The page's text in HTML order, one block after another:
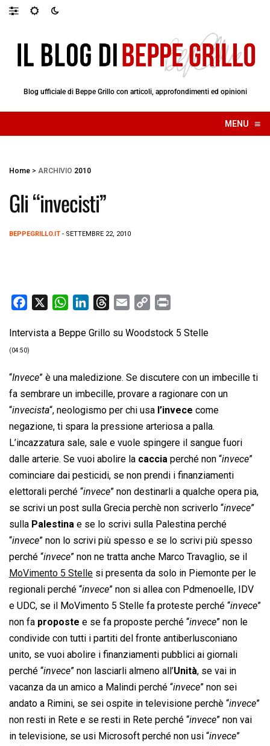
Blog ufficiale di Beppe Grillo con articoli, approfondimenti ed opinioni
MENU ≡
☰
Home > ARCHIVIO 2010
Gli “invecisti”
BEPPEGRILLO.IT - SETTEMBRE 22, 2010
c
e
o
o
k
W
a
A
p
p
n
d
I
n
r
d
s
a
p
i
n
k
i
Intervista a Beppe Grillo su Woodstock 5 Stelle
(04:50)
“Invece” è una maledizione. Se discutere con un imbecille ti
fa sembrare un imbecille, provare a ragionare con un
“invecista“, neologismo per chi usa l’invece come
negazione, ti spara la pressione arteriosa a palla.
L’incazzatura sale, sale e vuole spingere il sangue fuori
dalle arterie. Se vuoi abolire la caccia perché non “invece”
cominciare dai pesticidi, se non prendi i finanziamenti
elettorali perché “invece” non destinarli a qualche opera pia,
se scrivi un post sulla Grecia perchè non scriverlo “invece”
sulla Palestina e se lo scrivi sulla Palestina perché
“invece” non lo scrivi più spesso e se lo scrivi più spesso
perché “invece” non ne tratta anche Marco Travaglio, se il
MoVimento 5 Stelle si presenta da solo in Piemonte per le
regionali perché “invece” non si allea con Pdmenoelle, IDV
e UDC, se il MoVimento 5 Stelle fa proteste perché “invece”
non fa proposte e se fa proposte perché “invece” non le
condivide con tutti i partiti del fronte antiberlusconiano
unito, se vuoi abolire i finanziamenti pubblici ai giornali
perché “invece” non lasciarli almeno all’Unità, se vai in
vacanza da un amico a Malindi perché “invece” non sei
andato a Rimini, se sei ospite in televisione perchè “invece”
non resti in Rete e se resti in Rete perché “invece” non vai
in televisione, se usi Microsoft perché non usi “invece”